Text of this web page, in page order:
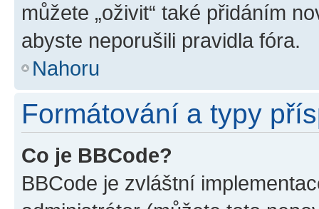
můžete „oživit“ také přidáním
abyste neporušili pravidla fóra.
Nahoru
Formátování a typy
Co je BBCode?
BBCode je zvláštní